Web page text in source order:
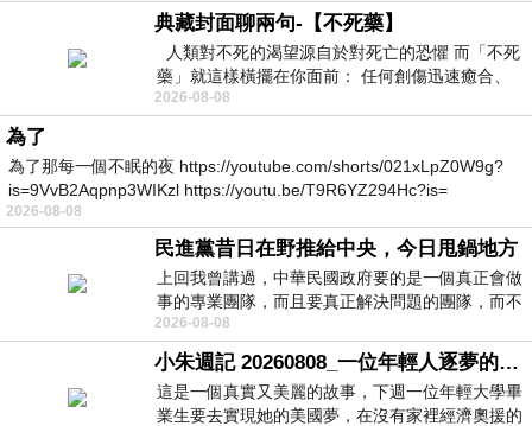
典藏封面聊兩句-【不死藥】
人類對不死的渴望源自於對死亡的恐懼 而「不死
藥」就這樣橫擺在你面前： 任何創傷迅速癒合、
停止衰老、痛覺消失…堪
2026-08-08
為了
為了那每一個不眠的夜 https://youtube.com/shorts/021xLpZ0W9g?
is=9VvB2Aqpnp3WIKzl https://youtu.be/T9R6YZ294Hc?is=
2026-08-08
民進黨昔日在野推給中央，今日甩鍋地方
上回我曾講過，中華民國政府要的是一個真正會做
事的專業團隊，而且要真正解決問題的團隊，而不
是只會到處甩鍋的雙標團隊，最近民進黨
2026-08-08
小朱週記 20260808_一位年輕人逐夢的真實故事
這是一個真實又美麗的故事，下週一位年輕大學畢
業生要去實現她的美國夢，在沒有家裡經濟奧援的